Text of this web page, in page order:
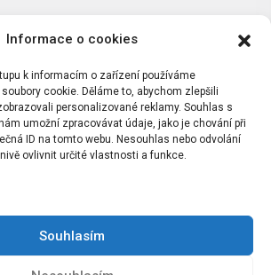
Informace o cookies
k informacím o zařízení používáme
cookie. Děláme to, abychom zlepšili
personalizované reklamy. Souhlas s
umožní zpracovávat údaje, jako je chování při
ID na tomto webu. Nesouhlas nebo odvolání
ovlivnit určité vlastnosti a funkce.
Souhlasím